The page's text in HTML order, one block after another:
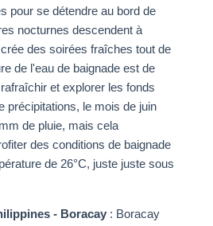
pour se détendre au bord de
nocturnes descendent à
des soirées fraîches tout de
de l'eau de baignade est de
et explorer les fonds
précipitations, le mois de juin
de pluie, mais cela
des conditions de baignade
de 26°C, juste juste sous
- Boracay : Boracay